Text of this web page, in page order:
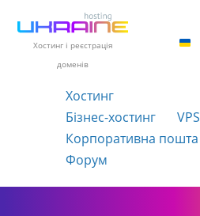
Хостинг і реєстрація
доменів
Хостинг
Бізнес-хостинг
VPS
Корпоративна пошта
Форум